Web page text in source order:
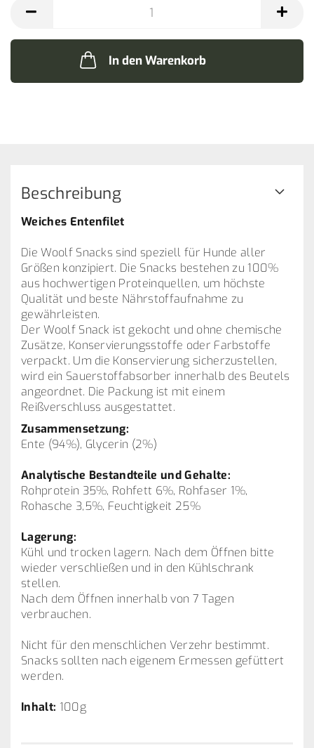
In den Warenkorb
Beschreibung
Weiches Entenfilet
Die Woolf Snacks sind speziell für Hunde aller
Größen konzipiert. Die Snacks bestehen zu 100%
aus hochwertigen Proteinquellen, um höchste
Qualität und beste Nährstoffaufnahme zu
gewährleisten.
Der Woolf Snack ist gekocht und ohne chemische
Zusätze, Konservierungsstoffe oder Farbstoffe
verpackt. Um die Konservierung sicherzustellen,
wird ein Sauerstoffabsorber innerhalb des Beutels
angeordnet. Die Packung ist mit einem
Reißverschluss ausgestattet.
Zusammensetzung:
Ente (94%), Glycerin (2%)
Analytische Bestandteile und Gehalte:
Rohprotein 35%, Rohfett 6%, Rohfaser 1%,
Rohasche 3,5%, Feuchtigkeit 25%
Lagerung:
Kühl und trocken lagern. Nach dem Öffnen bitte
wieder verschließen und in den Kühlschrank
stellen.
Nach dem Öffnen innerhalb von 7 Tagen
verbrauchen.
Nicht für den menschlichen Verzehr bestimmt.
Snacks sollten nach eigenem Ermessen gefüttert
werden.
Inhalt: 100g